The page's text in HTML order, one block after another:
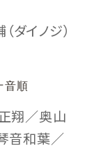
ダイノジ）
音順
翔／奥山
音和葉／